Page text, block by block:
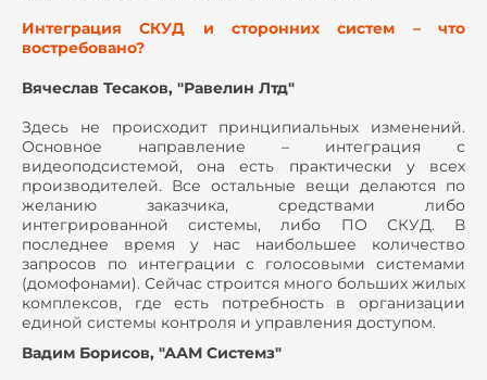
Интеграция СКУД и сторонних систем – что
востребовано?
Вячеслав Тесаков, "Равелин Лтд"
Здесь не происходит принципиальных изменений.
Основное направление – интеграция с
видеоподсистемой, она есть практически у всех
производителей. Все остальные вещи делаются по
желанию заказчика, средствами либо
интегрированной системы, либо ПО СКУД. В
последнее время у нас наибольшее количество
запросов по интеграции с голосовыми системами
(домофонами). Сейчас строится много больших жилых
комплексов, где есть потребность в организации
единой системы контроля и управления доступом.
Вадим Борисов, "ААМ Системз"